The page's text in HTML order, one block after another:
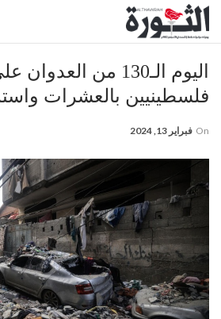
اليوم الـ130 من
فلسطينيين بالعشرات
On فبراير 13, 2024